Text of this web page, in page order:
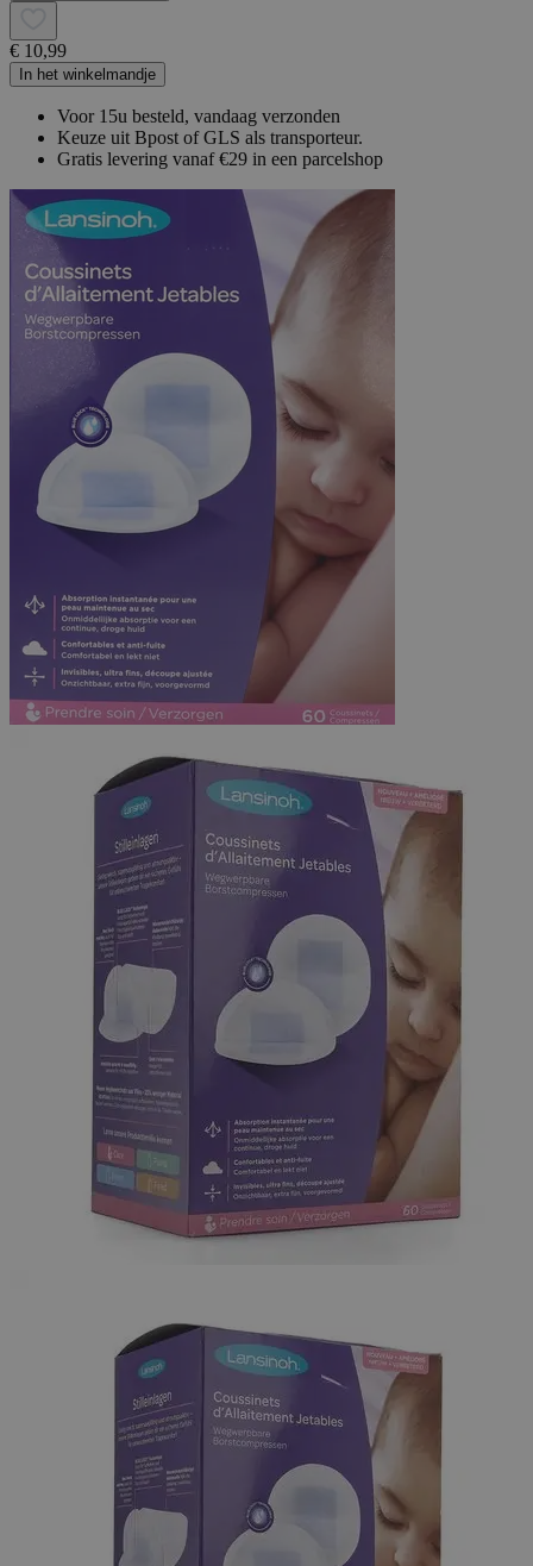
€ 10,99
In het winkelmandje
Voor 15u besteld, vandaag verzonden
Keuze uit Bpost of GLS als transporteur.
Gratis levering vanaf €29 in een parcelshop